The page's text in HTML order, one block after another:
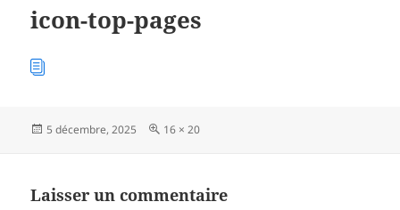
icon-top-pages
Publié
5 décembre, 2025
Taille
16 × 20
Laisser un commentaire